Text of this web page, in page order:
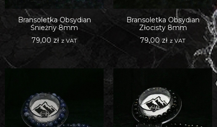
Bransoletka Obsydian
Śnieżny 8mm
79,00 zł z VAT
Bransoletka Obsydian
Złocisty 8mm
79,00zł z VAT